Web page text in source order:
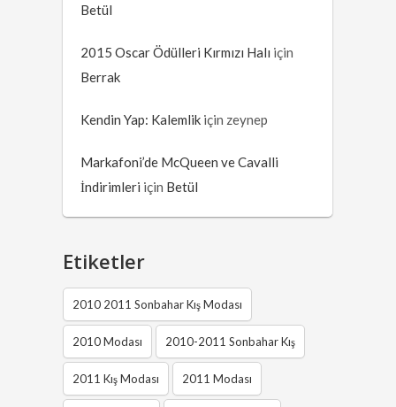
Betül
2015 Oscar Ödülleri Kırmızı Halı için
Berrak
Kendin Yap: Kalemlik için zeynep
Markafoni’de McQueen ve Cavalli
İndirimleri için Betül
Etiketler
2010 2011 Sonbahar Kış Modası
2010 Modası 2010-2011 Sonbahar Kış
2011 Kış Modası 2011 Modası